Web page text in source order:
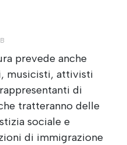
prevede anche
musicisti, attivisti
di
tratteranno delle
sociale e
di immigrazione